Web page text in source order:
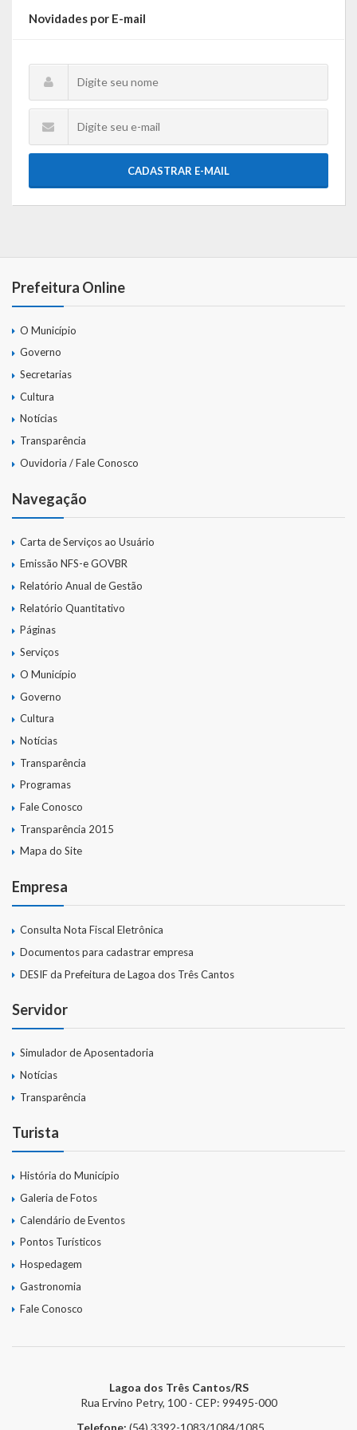
Novidades por E-mail
CADASTRAR E-MAIL
Prefeitura Online
O Município
Governo
Secretarias
Cultura
Notícias
Transparência
Ouvidoria / Fale Conosco
Navegação
Carta de Serviços ao Usuário
Emissão NFS-e GOVBR
Relatório Anual de Gestão
Relatório Quantitativo
Páginas
Serviços
O Município
Governo
Cultura
Notícias
Transparência
Programas
Fale Conosco
Transparência 2015
Mapa do Site
Empresa
Consulta Nota Fiscal Eletrônica
Documentos para cadastrar empresa
DESIF da Prefeitura de Lagoa dos Três Cantos
Servidor
Simulador de Aposentadoria
Notícias
Transparência
Turista
História do Município
Galeria de Fotos
Calendário de Eventos
Pontos Turísticos
Hospedagem
Gastronomia
Fale Conosco
Lagoa dos Três Cantos/RS
Rua Ervino Petry, 100 - CEP: 99495-000